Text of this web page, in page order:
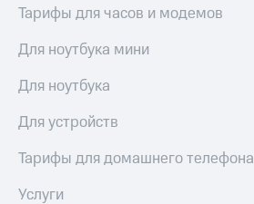
Тарифы для часов и модемов
Для ноутбука мини
Для ноутбука
Для устройств
Тарифы для домашнего телефона
Услуги